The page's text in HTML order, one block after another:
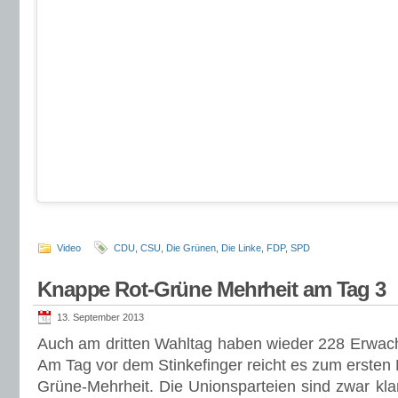
Video CDU CSU Die Grünen Die Linke FDP, SPD
Knappe Rot-Grüne Mehrheit am Tag 3
13. September 2013
Auch am dritten Wahltag haben wieder 228
Am Tag vor dem Stinkefinger reicht es zum
Grüne-Mehrheit. Die Unionsparteien sind zwar